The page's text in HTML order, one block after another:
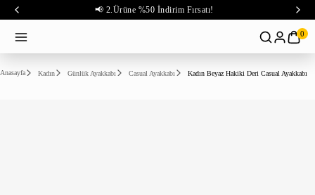
📢 2.Ürüne %50 İndirim Fırsatı!
0
Anasayfa Kadın Günlük Ayakkabı Casual Ayakkabı Kadın Beyaz Hakiki Deri Casual Ayakkabı